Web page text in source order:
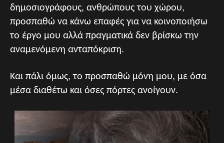
δημοσιογράφους, ανθρώπους του χώρου,
προσπαθώ να κάνω επαφές για να κοινοποιήσω
το έργο μου αλλά πραγματικά δεν βρίσκω την
αναμενόμενη ανταπόκριση.
Και πάλι όμως, το προσπαθώ μόνη μου, με όσα
μέσα διαθέτω και όσες πόρτες ανοίγουν.